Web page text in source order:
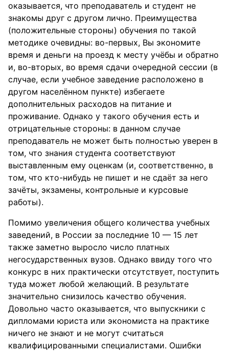
оказывается, что преподаватель и студент не
знакомы друг с другом лично. Преимущества
(положительные стороны) обучения по такой
методике очевидны: во-первых, Вы экономите
время и деньги на проезд к месту учёбы и обратно
и, во-вторых, во время сдачи очередной сессии (в
случае, если учебное заведение расположено в
другом населённом пункте) избегаете
дополнительных расходов на питание и
проживание. Однако у такого обучения есть и
отрицательные стороны: в данном случае
преподаватель не может быть полностью уверен в
том, что знания студента соответствуют
выставленным ему оценкам (и, соответственно, в
том, что кто-нибудь не пишет и не сдаёт за него
зачёты, экзамены, контрольные и курсовые
работы).
Помимо увеличения общего количества учебных
заведений, в России за последние 10 — 15 лет
также заметно выросло число платных
негосударственных вузов. Однако ввиду того что
конкурс в них практически отсутствует, поступить
туда может любой желающий. В результате
значительно снизилось качество обучения.
Довольно часто оказывается, что выпускники с
дипломами юриста или экономиста на практике
ничего не знают и не могут считаться
квалифицированными специалистами. Ошибки